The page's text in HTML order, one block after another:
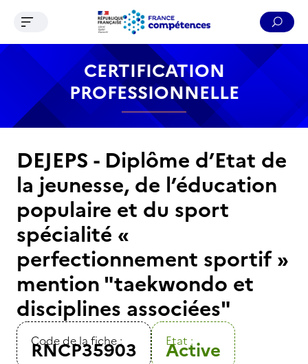
Contenu Recherche Menu Pied de page
Ouvrir le menu de navigation
CERTIFICATION
PROFESSIONNELLE
DEJEPS - Diplôme d’Etat de
la jeunesse, de l’éducation
populaire et du sport
spécialité «
perfectionnement sportif »
mention "taekwondo et
disciplines associées"
Code de la fiche :
RNCP35903 Etat :
Active